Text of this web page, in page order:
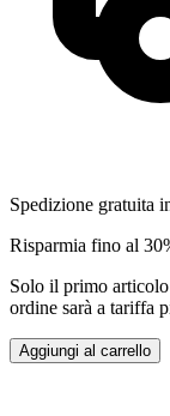
Spedizione gratuita
Risparmia fino al
Solo il primo
ordine sarà a tariffa
Aggiungi al carrello